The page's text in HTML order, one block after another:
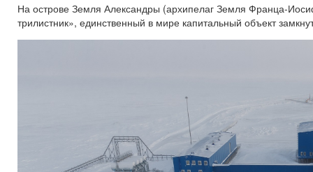
На острове Земля Александры (архипелаг Земля Франца-
трилистник», единственный в мире капитальный объект